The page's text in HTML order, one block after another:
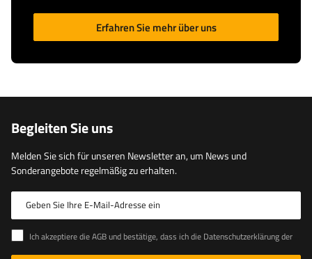
Erfahren Sie mehr über uns
Begleiten Sie uns
Melden Sie sich für unseren Newsletter an, um News und
Sonderangebote regelmäßig zu erhalten.
Geben Sie Ihre E-Mail-Adresse ein
Ich akzeptiere die AGB und bestätige, dass ich die Datenschutzerklärung der Website zur Kenntnis genommen habe